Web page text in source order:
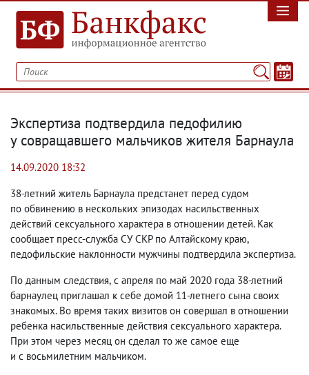
Экспертиза подтвердила педофилию
у совращавшего мальчиков жителя Барнаула
14.09.2020 18:32
38-летний житель Барнаула предстанет перед судом
по обвинению в нескольких эпизодах насильственных
действий сексуального характера в отношении детей. Как
сообщает пресс-служба СУ СКР по Алтайскому краю,
педофильские наклонности мужчины подтвердила экспертиза.
По данным следствия, с апреля по май 2020 года 38-летний
барнаулец приглашал к себе домой 11-летнего сына своих
знакомых. Во время таких визитов он совершал в отношении
ребенка насильственные действия сексуального характера.
При этом через месяц он сделал то же самое еще
и с восьмилетним мальчиком.